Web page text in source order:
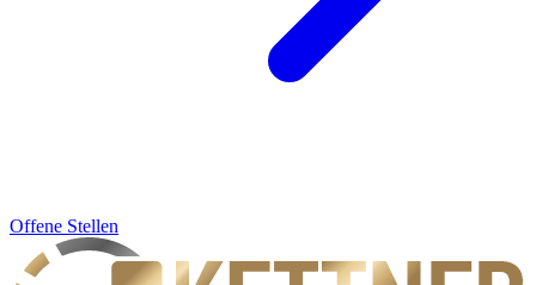
Offene Stellen